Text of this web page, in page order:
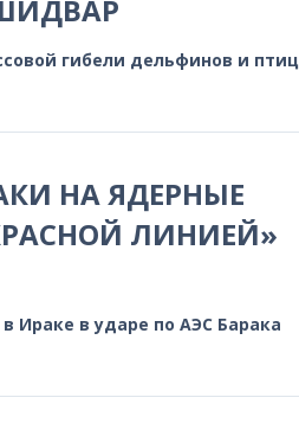
гибели дельфинов и птиц
НА ЯДЕРНЫЕ
ЛИНИЕЙ»
Ираке в ударе по АЭС Барака